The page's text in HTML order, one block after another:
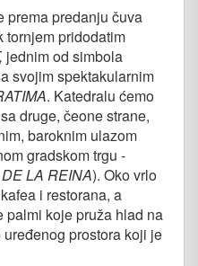
prema predanju čuva
tornjem pridodatim
jednim od simbola
svojim spektakularnim
. Katedralu ćemo
druge, čeone strane,
baroknim ulazom
gradskom trgu -
LA REINA). Oko vrlo
i restorana, a
palmi koje pruža hlad na
prostora koji je